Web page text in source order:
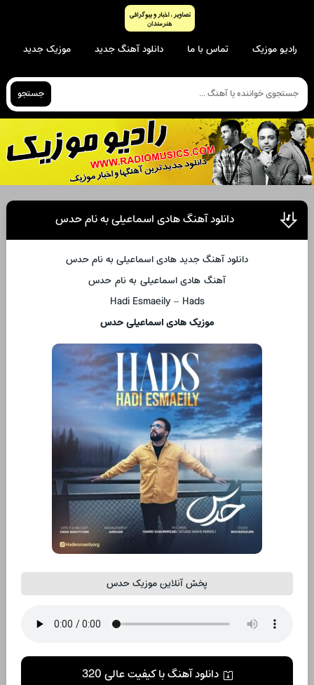
رادیو موزیک تماس با ما دانلود آهنگ جدید موزیک جدید
جستجو
دانلود آهنگ هادی اسماعیلی به نام حدس
دانلود آهنگ جدید هادی اسماعیلی به نام حدس
آهنگ هادی اسماعیلی به نام حدس
Hadi Esmaeily – Hads
موزیک هادی اسماعیلی حدس
پخش آنلاین موزیک حدس
دانلود آهنگ با کیفیت عالی 320